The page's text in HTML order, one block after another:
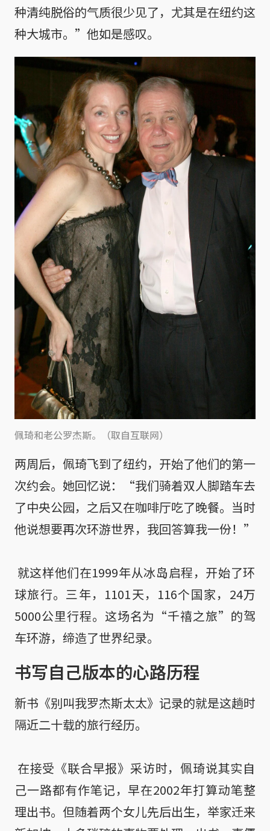
种清纯脱俗的气质很少见了，尤其是在纽约这
种大城市。”他如是感叹。
佩琦和老公罗杰斯。（取自互联网）
两周后，佩琦飞到了纽约，开始了他们的第一
次约会。她回忆说：“我们骑着双人脚踏车去
了中央公园，之后又在咖啡厅吃了晚餐。当时
他说想要再次环游世界，我回答算我一份！”
球旅行。三年，1101天，116个国家，24万
5000公里行程。这场名为“千禧之旅”的驾
车环游，缔造了世界纪录。
书写自己版本的心路历程
新书《别叫我罗杰斯太太》记录的就是这趟时
隔近二十载的旅行经历。
己一路都有作笔记，早在2002年打算动笔整
理出书。但随着两个女儿先后出生，举家迁来